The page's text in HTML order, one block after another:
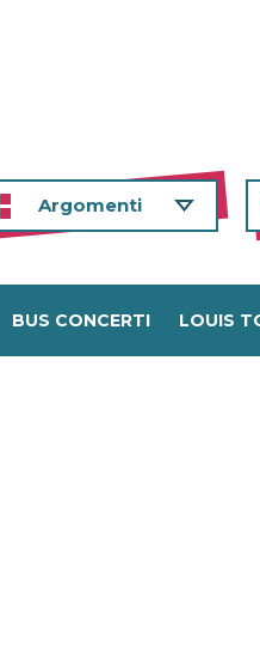
Argomenti
BUS CONCERTI LOUIS